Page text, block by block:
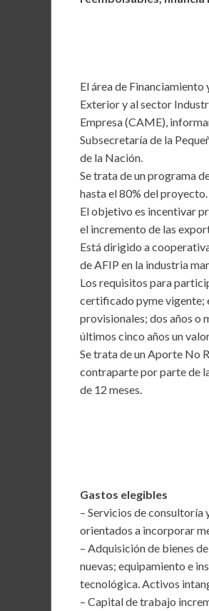
k
p
El área de
Exterior y al sector
Empresa (CAME),
Subsecretaría de la
de la Nación.
Se trata de un programa
hasta el 80% del proyecto.
El objetivo es incentivar
el incremento de las
Está dirigido a
de AFIP en la industria
Los requisitos para
certificado pyme vigente;
provisionales; dos años o
últimos cinco años un
Se trata de un Aporte No
contraparte por parte de
de 12 meses.
Gastos elegibles
– Servicios de consultoría
orientados a incorporar
– Adquisición de bienes
nuevas; equipamiento e
tecnológica. Activos
– Capital de trabajo